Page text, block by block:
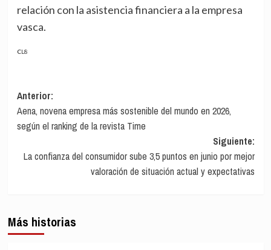
relación con la asistencia financiera a la empresa
vasca.
CL8
Navegación
de
entradas
Anterior:
Aena, novena empresa más sostenible del mundo en 2026,
según el ranking de la revista Time
Siguiente:
La confianza del consumidor sube 3,5 puntos en junio por mejor
valoración de situación actual y expectativas
Más historias